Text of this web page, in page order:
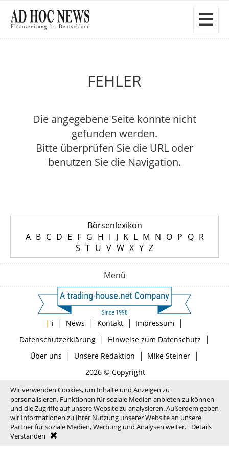
FEHLER
Die angegebene Seite konnte nicht
gefunden werden.
Bitte überprüfen Sie die URL oder
benutzen Sie die Navigation.
Börsenlexikon
A B C D E F G H I J K L M N O P Q R
S T U V W X Y Z
Menü
| i | News | Kontakt | Impressum |
Datenschutzerklärung| Hinweise zum Datenschutz |
Über uns | Unsere Redaktion | Mike Steiner|
2026 © Copyright
Wir verwenden Cookies, um Inhalte und Anzeigen zu
personalisieren, Funktionen für soziale Medien anbieten zu können
und die Zugriffe auf unsere Website zu analysieren. Außerdem geben
wir Informationen zu Ihrer Nutzung unserer Website an unsere
Partner für soziale Medien, Werbung und Analysen weiter.
Details
Verstanden